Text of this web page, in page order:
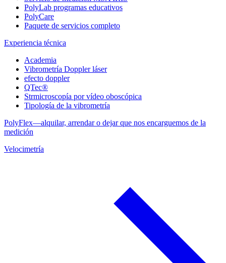
PolyLab programas educativos
PolyCare
Paquete de servicios completo
Experiencia técnica
Academia
Vibrometría Doppler láser
efecto doppler
QTec®
Strmicroscopía por vídeo oboscópica
Tipología de la vibrometría
PolyFlex—alquilar, arrendar o dejar que nos encarguemos de la
medición
Velocimetría